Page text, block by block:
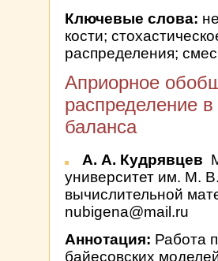
Ключевые слова:
кости;
распределения;
Априорное
распределение
баланса
А. А. Кудрявцев
университет им. М.
вычислительной
nubigena@mail.ru
Аннотация: Работа
байесовских